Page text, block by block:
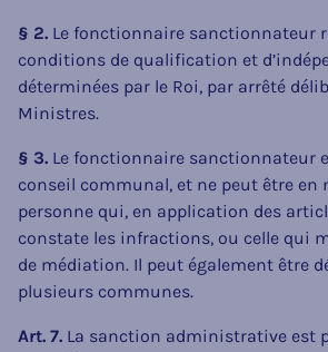
§ 2. Le fonctionnaire sanctionnateur
conditions de qualification et
déterminées par le Roi, par arrêté
Ministres.
§ 3. Le fonctionnaire sanctionnateur
conseil communal, et ne peut être en
personne qui, en application des
constate les infractions, ou celle qui
de médiation. Il peut également être
plusieurs communes.
Art. 7. La sanction administrative est